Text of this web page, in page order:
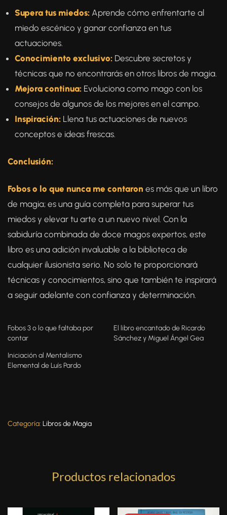
Supera tus miedos: Aprende cómo enfrentarte al
miedo escénico y ganar confianza en tus
actuaciones.
Conocimiento exclusivo: Descubre secretos y
técnicas que no encontrarás en otros libros de magia.
Mejora continua: Evoluciona como mago con los
consejos de algunos de los mejores en el campo.
Inspiración: Llena tus actuaciones de nuevos
conceptos e ideas frescas.
Conclusión:
Fobos o lo que nunca me contaron es más que un libro
de magia; es una guía completa para superar tus
miedos y elevar tu arte a un nuevo nivel. Con la
sabiduría combinada de doce magos expertos, este
libro es una adición invaluable a la biblioteca de
cualquier ilusionista serio. No solo te proporcionará
técnicas y conocimientos, sino que también te inspirará
a seguir adelante con confianza y determinación.
Fobos 3 o lo que faltaba por
contar
El libro encantado de Ricardo
Sánchez y Miguel Ángel Gea
Iniciación al Mentalismo
Elemental de Luís Pardo
Categoría: Libros de Magia
Productos relacionados